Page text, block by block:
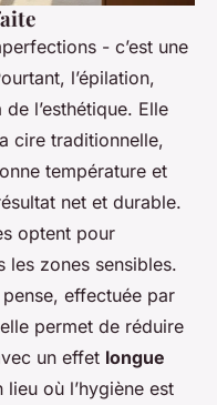
- c’est une
l’épilation,
l’esthétique. Elle
cire traditionnelle,
température et
net et durable.
optent pour
les zones sensibles.
effectuée par
permet de réduire
un effet longue
lieu où l’hygiène est